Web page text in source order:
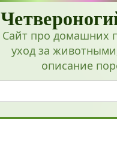
Сайт про домашних
уход за
описание